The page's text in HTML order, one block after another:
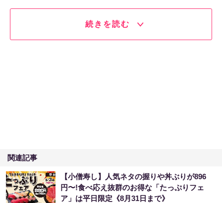
続きを読む
関連記事
【小僧寿し】人気ネタの握りや丼ぶりが896
円〜!食べ応え抜群のお得な「たっぷりフェ
ア」は平日限定《8月31日まで》